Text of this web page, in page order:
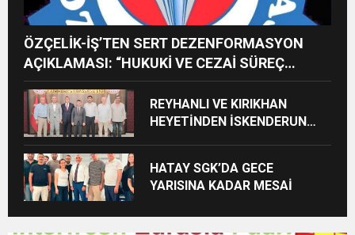
ÖZÇELİK-İŞ’TEN SERT DEZENFORMASYON
AÇIKLAMASI: “HUKUKİ VE CEZAİ SÜREÇ
BAŞLATILDI”
REYHANLI VE KIRIKHAN
HEYETİNDEN İSKENDERUN
HATAY SGK’DA GECE
YARISINA KADAR MESAİ